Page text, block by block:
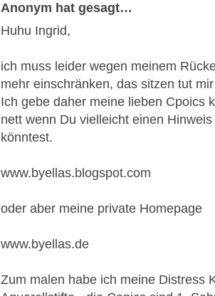
Anonym hat gesagt…
Huhu Ingrid,
ich muss leider wegen meinem
mehr einschränken, das sitzen tut
Ich gebe daher meine lieben Cpoics
nett wenn Du vielleicht einen
könntest.
www.byellas.blogspot.com
oder aber meine private Homepage
www.byellas.de
Zum malen habe ich meine Distress